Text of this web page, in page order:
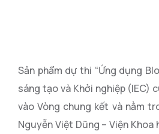
Sản phẩm dự thi “Ứng dụng
sáng tạo và Khởi nghiệp (IEC)
vào Vòng chung kết và nằm
Nguyễn Việt Dũng – Viện